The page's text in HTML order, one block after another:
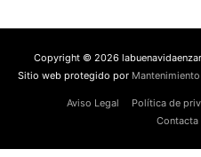
Copyright © 2026
Sitio web protegido por
Aviso Legal Política de